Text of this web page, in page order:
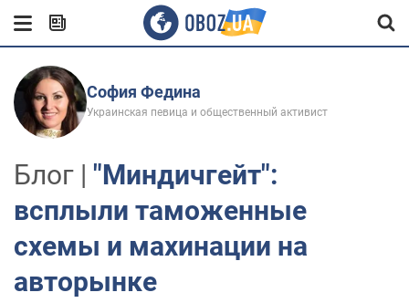
София Федина
Украинская певица и общественный активист
Блог | "Миндичгейт":
всплыли таможенные
схемы и махинации на
авторынке